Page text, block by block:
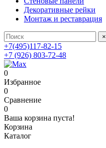
Декоративные рейки
Монтаж и реставрация
×
+7(495)117-82-15
+7 (926) 803-72-48
0
Избранное
0
Сравнение
0
Ваша корзина пуста!
Корзина
Каталог